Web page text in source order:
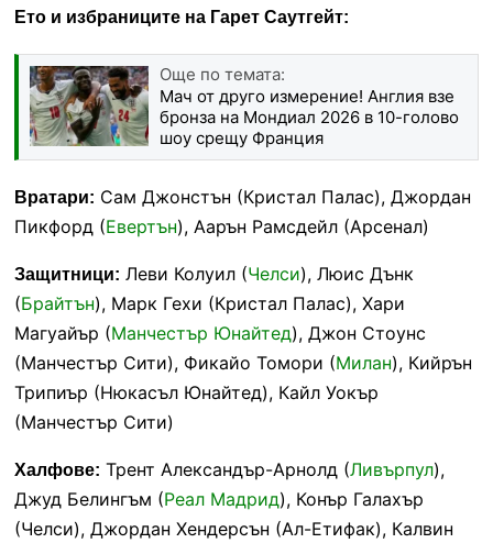
Ето и избраниците на Гарет Саутгейт:
Още по темата:
Мач от друго измерение! Англия взе
бронза на Мондиал 2026 в 10-голово
шоу срещу Франция
Вратари: Сам Джонстън (Кристал Палас), Джордан
Пикфорд (Евертън), Аарън Рамсдейл (Арсенал)
Защитници: Леви Колуил (Челси), Люис Дънк
(Брайтън), Марк Гехи (Кристал Палас), Хари
Магуайър (Манчестър Юнайтед), Джон Стоунс
(Манчестър Сити), Фикайо Томори (Милан), Кийрън
Трипиър (Нюкасъл Юнайтед), Кайл Уокър
(Манчестър Сити)
Халфове: Трент Александър-Арнолд (Ливърпул),
Джуд Белингъм (Реал Мадрид), Конър Галахър
(Челси), Джордан Хендерсън (Ал-Етифак), Калвин